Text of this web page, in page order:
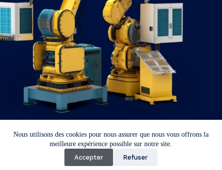
Nous utilisons des cookies pour nous assurer que nous vous offrons la
meilleure expérience possible sur notre site.
Accepter
Refuser
Copyright © 2026